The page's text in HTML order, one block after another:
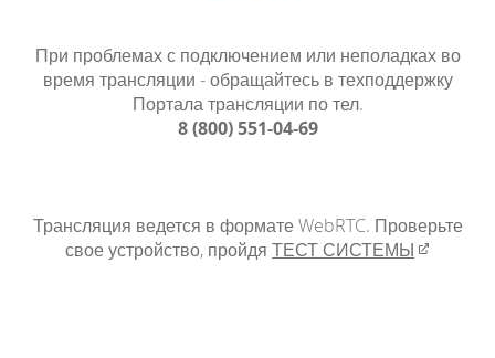
При проблемах с подключением или неполадках во
время трансляции - обращайтесь в техподдержку
Портала трансляции по тел.
8 (800)551-04-69
Трансляция ведется в формате WebRTC. Проверьте
свое устройство, пройдяТЕСТ СИСТЕМЫ​